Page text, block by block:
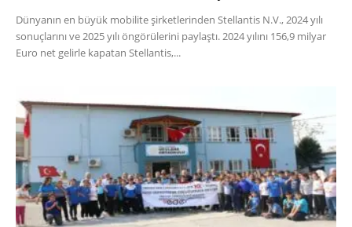
Dünyanın en büyük mobilite şirketlerinden Stellantis N.V., 2024 yılı
sonuçlarını ve 2025 yılı öngörülerini paylaştı. 2024 yılını 156,9 milyar
Euro net gelirle kapatan Stellantis,...